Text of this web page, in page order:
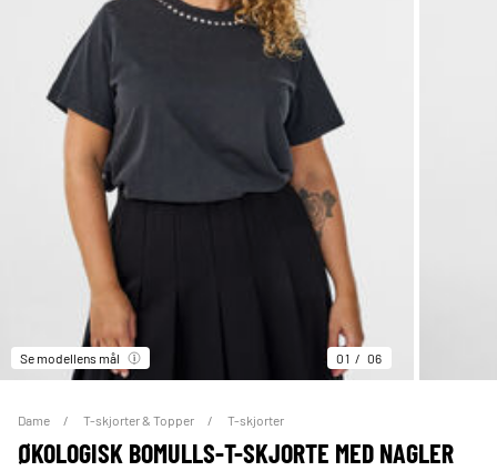
Se modellens mål 01 06
Dame T-skjorter & Topper T-skjorter
ØKOLOGISK BOMULLS-T-SKJORTE MED NAGLER